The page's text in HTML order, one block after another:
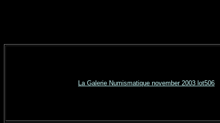
La Galerie Numismatique november 2003 lot506